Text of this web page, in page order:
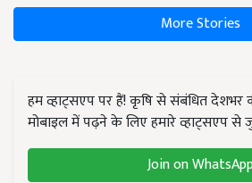
More Stories
हम व्हाट्सएप पर हैं! कृषि से संबंधित देशभर
मोबाइल में पढ़ने के लिए हमारे व्हाट्सएप से
Join on WhatsApp